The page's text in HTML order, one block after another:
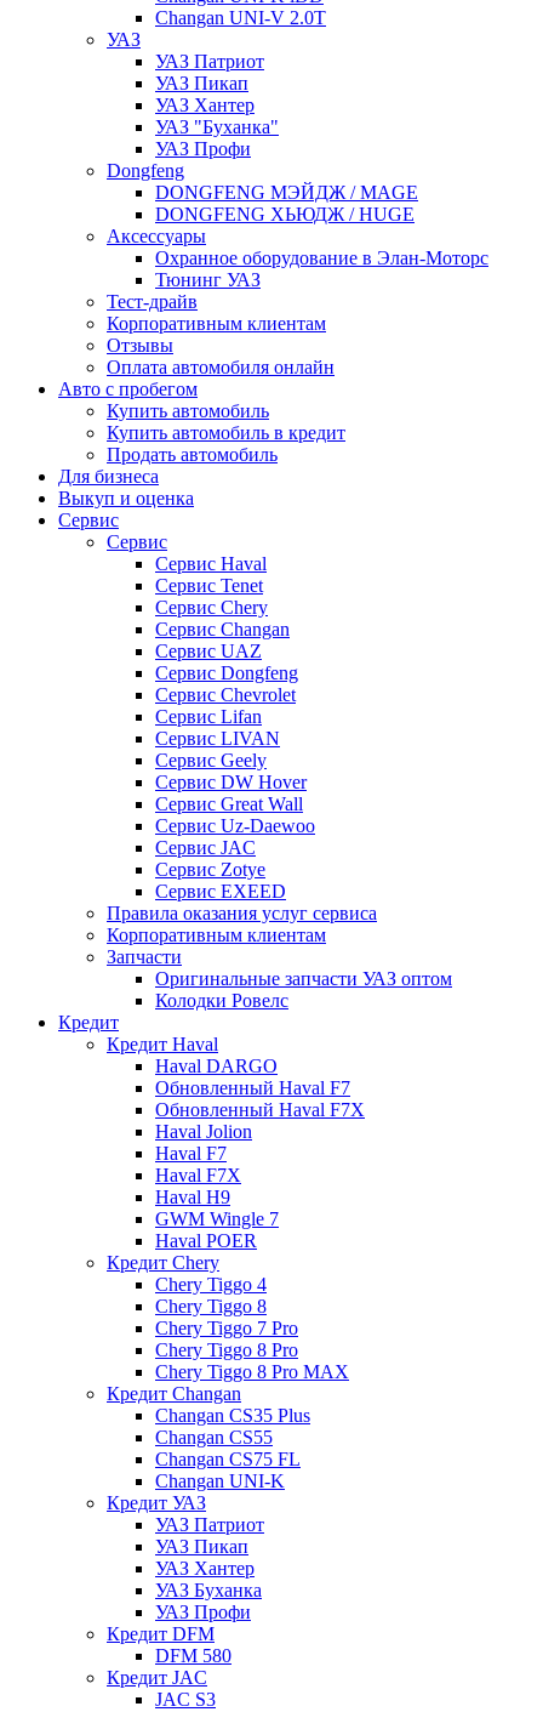
Changan UNI-V 2.0T
УАЗ
УАЗ Патриот
УАЗ Пикап
УАЗ Хантер
УАЗ "Буханка"
УАЗ Профи
Dongfeng
DONGFENG МЭЙДЖ / MAGE
DONGFENG ХЬЮДЖ / HUGE
Аксессуары
Охранное оборудование в Элан-Моторс
Тюнинг УАЗ
Тест-драйв
Корпоративным клиентам
Отзывы
Оплата автомобиля онлайн
Авто с пробегом
Купить автомобиль
Купить автомобиль в кредит
Продать автомобиль
Для бизнеса
Выкуп и оценка
Сервис
Сервис
Сервис Haval
Сервис Tenet
Сервис Chery
Сервис Changan
Сервис UAZ
Сервис Dongfeng
Сервис Chevrolet
Сервис Lifan
Сервис LIVAN
Сервис Geely
Сервис DW Hover
Сервис Great Wall
Сервис Uz-Daewoo
Сервис JAC
Сервис Zotye
Сервис EXEED
Правила оказания услуг сервиса
Корпоративным клиентам
Запчасти
Оригинальные запчасти УАЗ оптом
Колодки Ровелс
Кредит
Кредит Haval
Haval DARGO
Обновленный Haval F7
Обновленный Haval F7X
Haval Jolion
Haval F7
Haval F7X
Haval H9
GWM Wingle 7
Haval POER
Кредит Chery
Chery Tiggo 4
Chery Tiggo 8
Chery Tiggo 7 Pro
Chery Tiggo 8 Pro
Chery Tiggo 8 Pro MAX
Кредит Changan
Changan CS35 Plus
Changan CS55
Changan CS75 FL
Changan UNI-K
Кредит УАЗ
УАЗ Патриот
УАЗ Пикап
УАЗ Хантер
УАЗ Буханка
УАЗ Профи
Кредит DFM
DFM 580
Кредит JAC
JAC S3